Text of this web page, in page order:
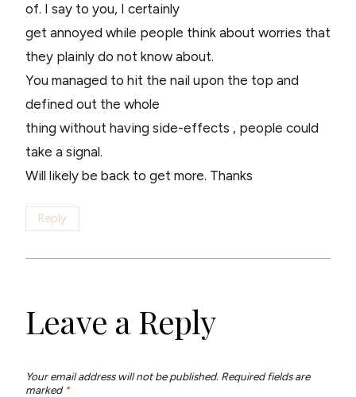
of. I say to you, I certainly
get annoyed while people think about worries that
they plainly do not know about.
You managed to hit the nail upon the top and
defined out the whole
thing without having side-effects , people could
take a signal.
Will likely be back to get more. Thanks
Reply
Leave a Reply
Your email address will not be published. Required fields are
marked *